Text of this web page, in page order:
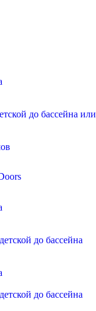
до бассейна или
до бассейна
до бассейна